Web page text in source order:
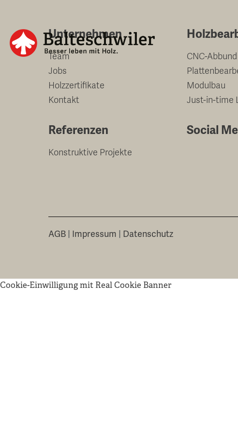
Inhalt
Unternehmen
Team
Jobs
Holzzertifikate
Kontakt
CNC-
Modulbau
Just-in-time
Referenzen
Konstruktive Projekte
Social
AGB Impressum Datenschutz
Cookie-Einwilligung mit Real Cookie Banner